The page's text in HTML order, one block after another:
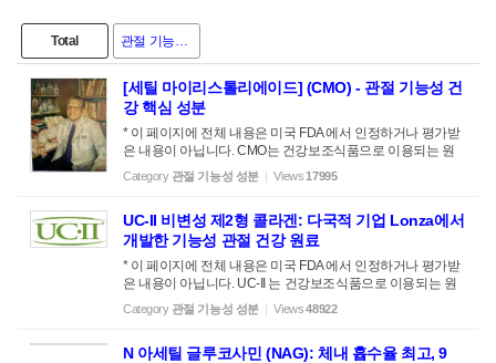
Total 관절 기능성 성분
[세틸 마이리스톨리에이드] (CMO) - 관절 기능성 건
강 핵심 성분
* 이 페이지에 전체 내용은 미국 FDA 에서 인정하거나 평가받
은 내용이 아닙니다. CMO는 건강보조식품으로 이용되는 원
료입니다. 질병을 치료하거나 진단하려는 의도가 아님을 밝힙
니다. 필요한 경우 (기저질환) 복용하기전 건강 전문 종사자에
10년 버지니아 해리스버그 태생인 닥터 해리 디엘 ( Harry W D
iehl ). 미 국립 보건 연구소 ( National Institutes of Health )에서
연구원으로 근무를 했는데 1974년 은퇴할 때까지 무려 500여
개의 새로운 합성물질을 개발하여 발표한 천재 화학자입니다.
1962년 닥터 Diehl은 쥐(Mice) 관절에서 처음으로 '세틸 마이
리스톨리에이드' ...
Category 관절 기능성 성분 Views17995
UC-II 비변성 제2형 콜라겐: 다국적 기업 Lonza에서
개발한 기능성 관절 건강 원료
* 이 페이지에 전체 내용은 미국 FDA 에서 인정하거나 평가받
은 내용이 아닙니다. UC-II 는 건강보조식품으로 이용되는 원
료입니다. 질병을 치료하거나 진단하려는 의도가 아님을 밝힙
니다. 필요한 경우 복용하기전 건강 전문 종사자에게 상담받
에서 발견되는 단백질입니다. 1. 관절 건강 UC-II는 특히 골관
Category 관절 기능성 성분 Views48922
N 아세틸 글루코사민 (NAG): 체내 흅수율 최고, 9